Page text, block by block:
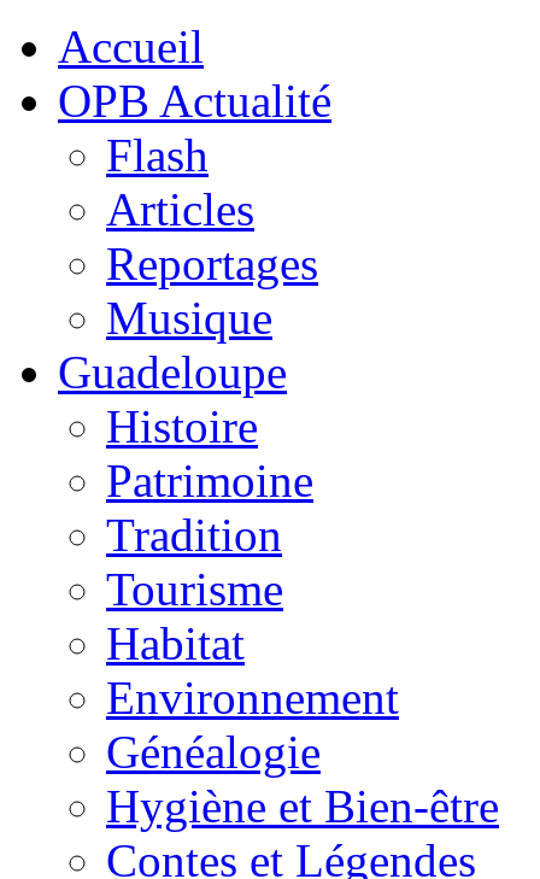
Accueil
OPB Actualité
Flash
Articles
Reportages
Musique
Guadeloupe
Histoire
Patrimoine
Tradition
Tourisme
Habitat
Environnement
Généalogie
Hygiène et Bien-être
Contes et Légendes